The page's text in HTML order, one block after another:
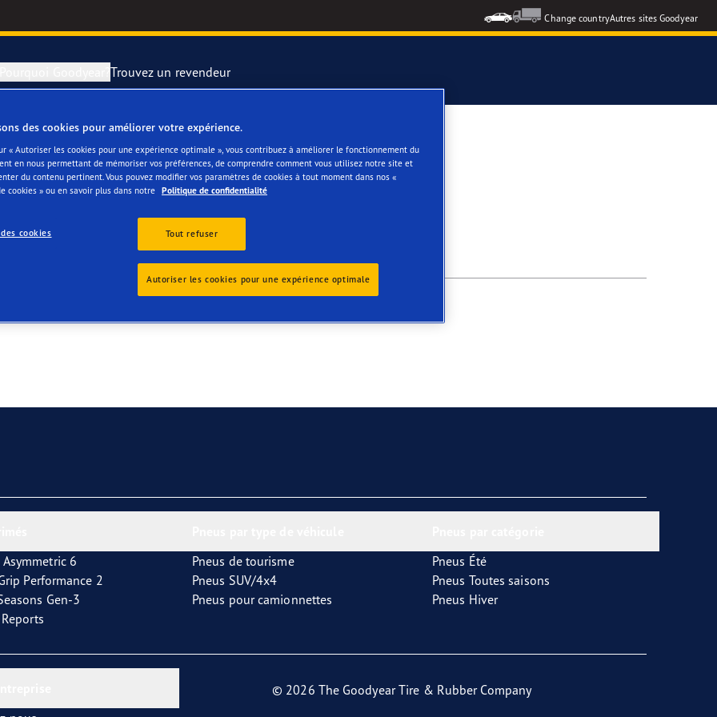
Change countryAutres sites Goodyear
Pourquoi Goodyear?
F1 SuperSport
Performance 2
4Seasons GEN-3
Trouvez un revendeur
Asymmetric 6
Performance 2
Gen-3
Pneus de tourisme
Pneus SUV/4x4
Pneus pour camionnettes
Pneus Été
Pneus Toutes saisons
Pneus Hiver
© 2026 The Goodyear Tire & Rubber Company
des cookies pour améliorer votre expérience.
« Autoriser les cookies pour une expérience optimale », vous contribuez à améliorer le fonctionnement du
en nous permettant de mémoriser vos préférences, de comprendre comment vous utilisez notre site et
du contenu pertinent. Vous pouvez modifier vos paramètres de cookies à tout moment dans nos «
cookies » ou en savoir plus dans notre Politique de confidentialité
cookies Tout refuser
Autoriser les cookies pour une expérience optimale